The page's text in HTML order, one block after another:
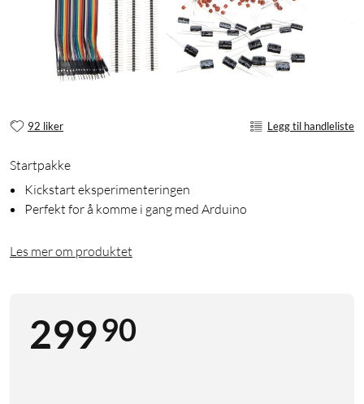
92 liker Legg til handleliste
Startpakke
Kickstart eksperimenteringen
Perfekt for å komme i gang med Arduino
Les mer om produktet
29990